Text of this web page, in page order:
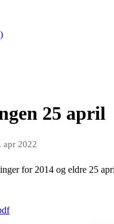
25 april
apr 2022
for 2014 og eldre 25